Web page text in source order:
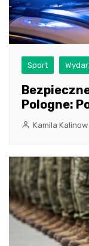
Sport
Pologne:
Kamila